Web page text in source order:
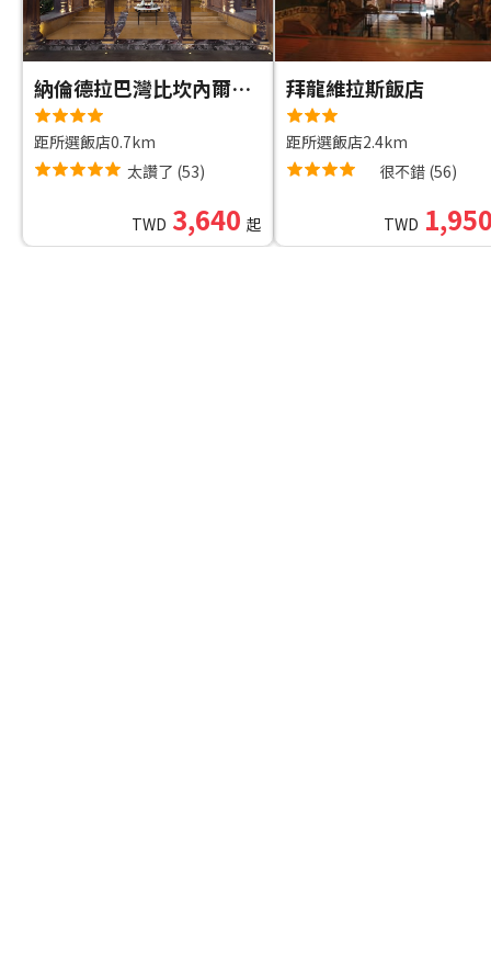
納倫德拉巴灣比坎內爾飯店
距所選飯店0.7km
太讚了 (53)
TWD 3,640 起
拜龍維拉斯飯店
距所選飯店2.4km
很不錯 (56)
TWD